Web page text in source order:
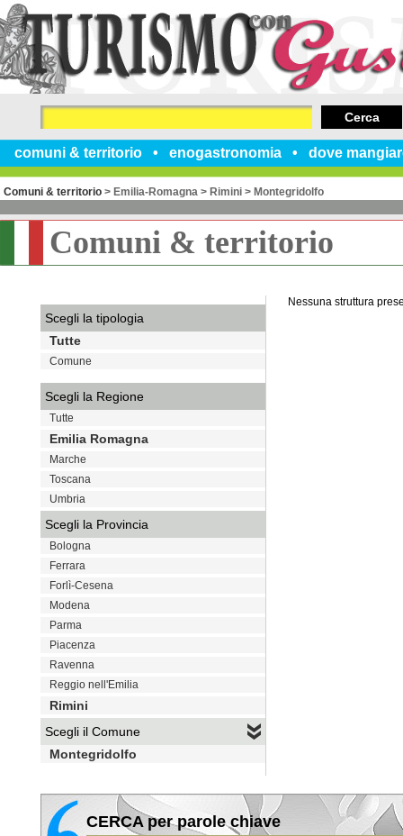
comuni & territorio enogastronomia dove
Cerca
Comuni & territorio > Emilia-Romagna > Rimini > Montegridolfo
Comuni & territorio
Nessuna struttura
Scegli la tipologia
Tutte
Comune
Scegli la Regione
Tutte
Emilia Romagna
Marche
Toscana
Umbria
Scegli la Provincia
Bologna
Ferrara
Forlì-Cesena
Modena
Parma
Piacenza
Ravenna
Reggio nell'Emilia
Rimini
Scegli il Comune
Montegridolfo
CERCA per parole chiave